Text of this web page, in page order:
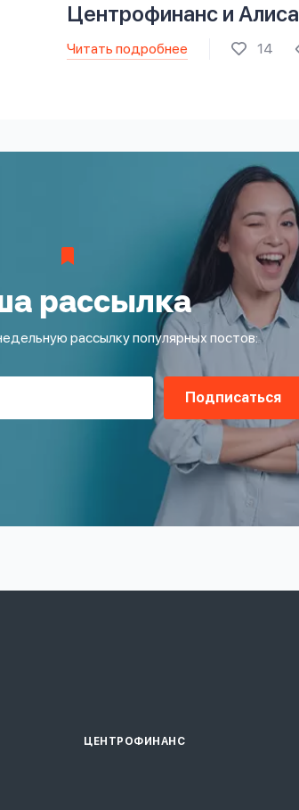
Центрофинанс и Алиса
Читать подробнее 14
рассылка
рассылку популярных постов:
Подписаться
ЦЕНТРОФИНАНС